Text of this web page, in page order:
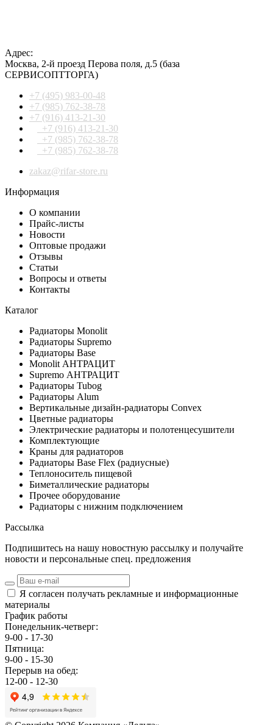
Адрес:
Москва, 2-й проезд Перова поля, д.5 (база
СЕРВИСОПТТОРГА)
+7 (495) 983-00-48
+7 (985) 762-38-78
+7 (916) 413-21-30
+7 (916) 413-21-30
+7 (985) 762-38-78
+7 (985) 762-38-78
zakaz@rifar-store.ru
Информация
О компании
Прайс-листы
Новости
Оптовые продажи
Отзывы
Статьи
Вопросы и ответы
Контакты
Каталог
Радиаторы Monolit
Радиаторы Supremo
Радиаторы Base
Monolit АНТРАЦИТ
Supremo АНТРАЦИТ
Радиаторы Tubog
Радиаторы Alum
Вертикальные дизайн-радиаторы Convex
Цветные радиаторы
Электрические радиаторы и полотенцесушители
Комплектующие
Краны для радиаторов
Радиаторы Base Flex (радиусные)
Теплоноситель пищевой
Биметаллические радиаторы
Прочее оборудование
Радиаторы с нижним подключением
Рассылка
Подпишитесь на нашу новостную рассылку и получайте
новости и персональные спец. предложения
Я согласен получать рекламные и информационные
материалы
График работы
Понедельник-четверг:
9-00 - 17-30
Пятница:
9-00 - 15-30
Перерыв на обед:
12-00 - 12-30